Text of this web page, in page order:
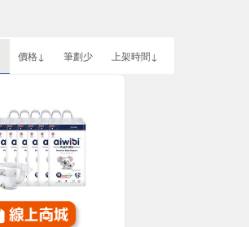
價格↓ 筆劃少 上架時間↓